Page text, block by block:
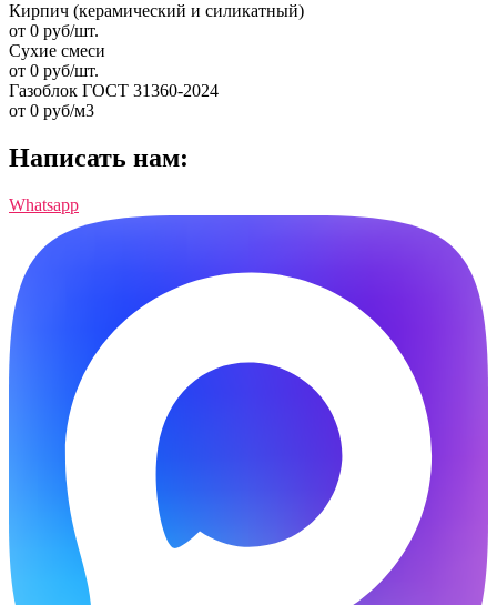
Кирпич (керамический и силикатный)
от 0 руб/шт.
Сухие смеси
от 0 руб/шт.
Газоблок ГОСТ 31360-2024
от 0 руб/м3
Написать нам:
Whatsapp